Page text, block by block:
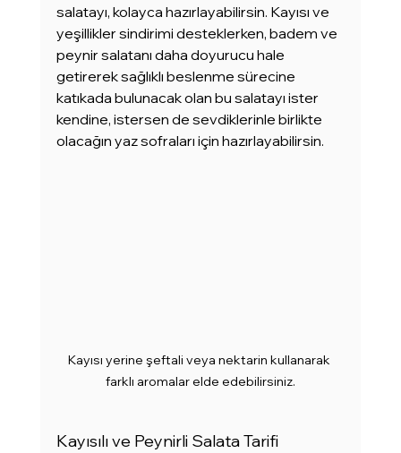
salatayı, kolayca hazırlayabilirsin. Kayısı ve
yeşillikler sindirimi desteklerken, badem ve
peynir salatanı daha doyurucu hale
getirerek sağlıklı beslenme sürecine
katıkada bulunacak olan bu salatayı ister
kendine, istersen de sevdiklerinle birlikte
olacağın yaz sofraları için hazırlayabilirsin.
Kayısı yerine şeftali veya nektarin kullanarak
farklı aromalar elde edebilirsiniz.
Kayısılı ve Peynirli Salata Tarifi